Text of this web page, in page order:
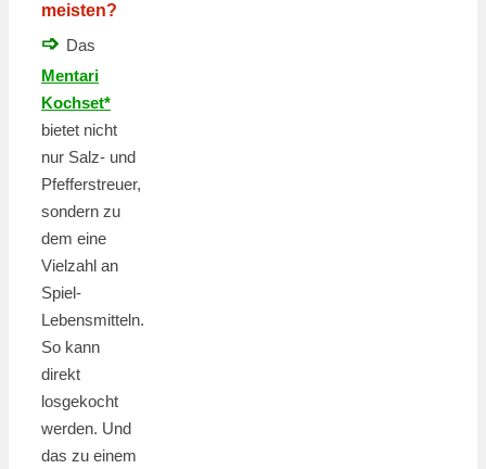
meisten?
➩ Das
Mentari
Kochset*
bietet nicht
nur Salz- und
Pfefferstreuer,
sondern zu
dem eine
Vielzahl an
Spiel-
Lebensmitteln.
So kann
direkt
losgekocht
werden. Und
das zu einem